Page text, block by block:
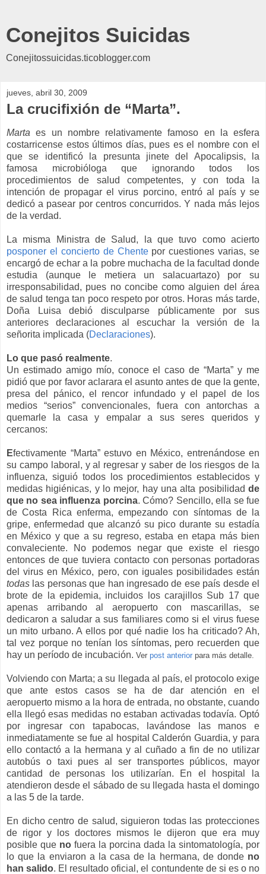
Conejitos Suicidas
Conejitossuicidas.ticoblogger.com
jueves, abril 30, 2009
La crucifixión de “Marta”.
Marta es un nombre relativamente famoso en la esfera
costarricense estos últimos días, pues es el nombre con el
que se identificó la presunta jinete del Apocalipsis, la
famosa microbióloga que ignorando todos los
procedimientos de salud competentes, y con toda la
intención de propagar el virus porcino, entró al país y se
dedicó a pasear por centros concurridos. Y nada más lejos
de la verdad.
La misma Ministra de Salud, la que tuvo como acierto
posponer el concierto de Chentepor cuestiones varias, se
encargó de echar a la pobre muchacha de la facultad donde
estudia (aunque le metiera un salacuartazo) por su
irresponsabilidad, pues no concibe como alguien del área
de salud tenga tan poco respeto por otros. Horas más tarde,
Doña Luisa debió disculparse públicamente por sus
anteriores declaraciones al escuchar la versión de la
señorita implicada (Declaraciones).
Lo que pasó realmente.
Un estimado amigo mío, conoce el caso de “Marta” y me
pidió que por favor aclarara el asunto antes de que la gente,
presa del pánico, el rencor infundado y el papel de los
medios “serios” convencionales, fuera con antorchas a
quemarle la casa y empalar a sus seres queridos y
cercanos:
Efectivamente “Marta” estuvo en México, entrenándose en
su campo laboral, y al regresar y saber de los riesgos de la
influenza, siguió todos los procedimientos establecidos y
medidas higiénicas, y lo mejor, hay una alta posibilidad de
que no sea influenza porcina. Cómo? Sencillo, ella se fue
de Costa Rica enferma, empezando con síntomas de la
gripe, enfermedad que alcanzó su pico durante su estadía
en México y que a su regreso, estaba en etapa más bien
convaleciente. No podemos negar que existe el riesgo
entonces de que tuviera contacto con personas portadoras
del virus en México, pero, con iguales posibilidades están
todas las personas que han ingresado de ese país desde el
brote de la epidemia, incluidos los carajillos Sub 17 que
apenas arribando al aeropuerto con mascarillas, se
dedicaron a saludar a sus familiares como si el virus fuese
un mito urbano. A ellos por qué nadie los ha criticado? Ah,
tal vez porque no tenían los síntomas, pero recuerden que
hay un período de incubación. Ver post anterior para más detalle.
Volviendo con Marta; a su llegada al país, el protocolo exige
que ante estos casos se ha de dar atención en el
aeropuerto mismo a la hora de entrada, no obstante, cuando
ella llegó esas medidas no estaban activadas todavía. Optó
por ingresar con tapabocas, lavándose las manos e
inmediatamente se fue al hospital Calderón Guardia, y para
ello contactó a la hermana y al cuñado a fin de no utilizar
autobús o taxi pues al ser transportes públicos, mayor
cantidad de personas los utilizarían. En el hospital la
atendieron desde el sábado de su llegada hasta el domingo
a las 5 de la tarde.
En dicho centro de salud, siguieron todas las protecciones
de rigor y los doctores mismos le dijeron que era muy
posible que no fuera la porcina dada la sintomatología, por
lo que la enviaron a la casa de la hermana, de donde no
han salido. El resultado oficial, el contundente de si es o no